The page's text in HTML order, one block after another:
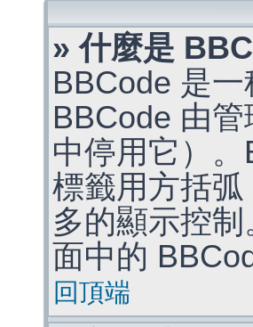
» 什麼是
BBCode 是
BBCode 由
中停用它）
標籤用方括
多的顯示控
面中的
回頂端